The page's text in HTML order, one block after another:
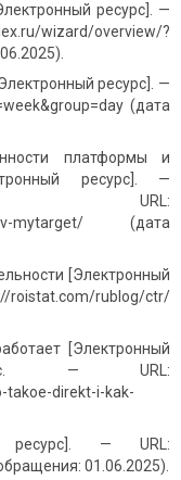
ресурс]. —
overview/?
ресурс]. —
(дата
платформы и
ресурс]. —
— URL:
v-mytarget/ (дата
[Электронный
rublog/ctr/
[Электронный
— URL:
takoe-direkt-i-kak-
ресурс]. — URL:
01.06.2025).